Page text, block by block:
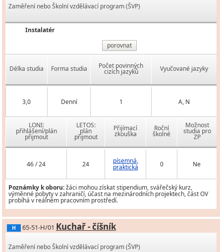
Zaměření nebo Školní vzdělávací program (ŠVP)
Instalatér
porovnat
Délka studia Forma studia Počet povinných
cizích jazyků Vyučované jazyky
3,0 Denní 1 A, N
LONI:
přihlášení/plán
přijmout
LETOS:
plán
přijmout
Přijímací
zkouška
Roční
školné
Možnost
studia pro
ZP
46 / 24 24 písemná,
praktická 0 Ne
Poznámky k oboru:žáci mohou získat stipendium, svářečský kurz,
výměnné pobyty v zahraničí, účast na mezinárodních projektech, část OV
probíhá v reálném pracovním prostředí.
H 65-51-H/01 Kuchař - číšník
Zaměření nebo Školní vzdělávací program (ŠVP)